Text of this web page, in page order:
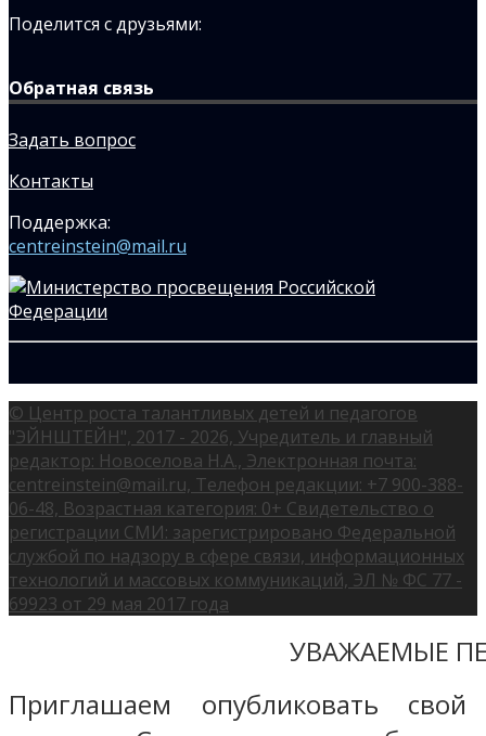
Поделится с друзьями:
Обратная связь
Задать вопрос
Контакты
Поддержка:
centreinstein@mail.ru
© Центр роста талантливых детей и педагогов
"ЭЙНШТЕЙН", 2017 - 2026, Учредитель и главный
редактор: Новоселова Н.А., Электронная почта:
centreinstein@mail.ru, Телефон редакции: +7 900-388-
06-48, Возрастная категория: 0+ Свидетельство о
регистрации СМИ: зарегистрировано Федеральной
службой по надзору в сфере связи, информационных
технологий и массовых коммуникаций, ЭЛ № ФС 77 -
69923 от 29 мая 2017 года
УВАЖАЕМЫЕ
Приглашаем опубликовать